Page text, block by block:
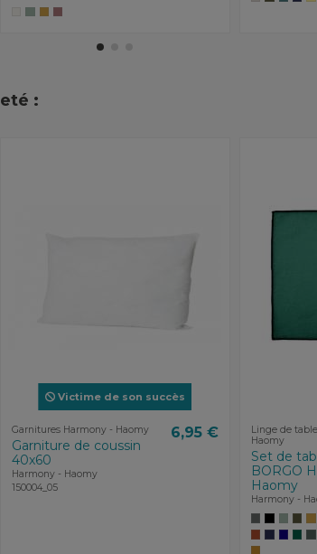
:
Victime de son succès
Garnitures Harmony - Haomy
Garniture de coussin
40x60
Harmony - Haomy
150004_05
6,95 €
Linge de
Haomy
Set de
BORGO
Haomy
Harmony -